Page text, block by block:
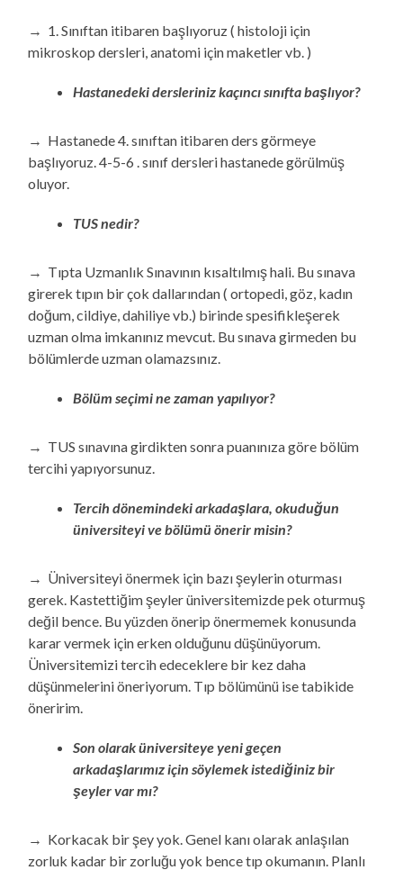
→ 1. Sınıftan itibaren başlıyoruz ( histoloji için
mikroskop dersleri, anatomi için maketler vb. )
Hastanedeki dersleriniz kaçıncı sınıfta başlıyor?
→ Hastanede 4. sınıftan itibaren ders görmeye
başlıyoruz. 4-5-6 . sınıf dersleri hastanede görülmüş
oluyor.
TUS nedir?
→ Tıpta Uzmanlık Sınavının kısaltılmış hali. Bu sınava
girerek tıpın bir çok dallarından ( ortopedi, göz, kadın
doğum, cildiye, dahiliye vb.) birinde spesifikleşerek
uzman olma imkanınız mevcut. Bu sınava girmeden bu
bölümlerde uzman olamazsınız.
Bölüm seçimi ne zaman yapılıyor?
→ TUS sınavına girdikten sonra puanınıza göre bölüm
tercihi yapıyorsunuz.
Tercih dönemindeki arkadaşlara, okuduğun
üniversiteyi ve bölümü önerir misin?
→ Üniversiteyi önermek için bazı şeylerin oturması
gerek. Kastettiğim şeyler üniversitemizde pek oturmuş
değil bence. Bu yüzden önerip önermemek konusunda
karar vermek için erken olduğunu düşünüyorum.
Üniversitemizi tercih edeceklere bir kez daha
düşünmelerini öneriyorum. Tıp bölümünü ise tabikide
öneririm.
Son olarak üniversiteye yeni geçen
arkadaşlarımız için söylemek istediğiniz bir
şeyler var mı?
→ Korkacak bir şey yok. Genel kanı olarak anlaşılan
zorluk kadar bir zorluğu yok bence tıp okumanın. Planlı